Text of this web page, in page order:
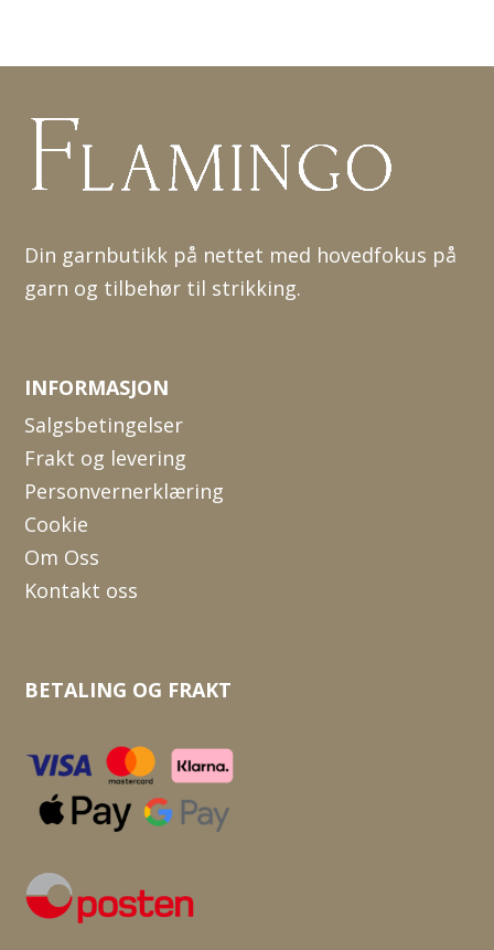
Din garnbutikk på nettet med hovedfokus på
garn og tilbehør til strikking.
INFORMASJON
Salgsbetingelser
Frakt og levering
Personvernerklæring
Cookie
Om Oss
Kontakt oss
BETALING OG FRAKT